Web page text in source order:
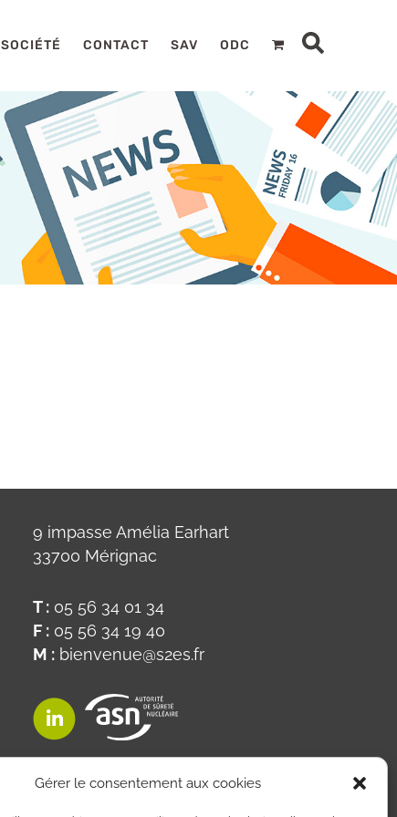
Gérer le consentement aux cookies
SOCIÉTÉ CONTACT SAV ODC
9 impasse Amélia Earhart
33700 Mérignac
T : 05 56 34 01 34
F : 05 56 34 19 40
M :bienvenue@s2es.fr